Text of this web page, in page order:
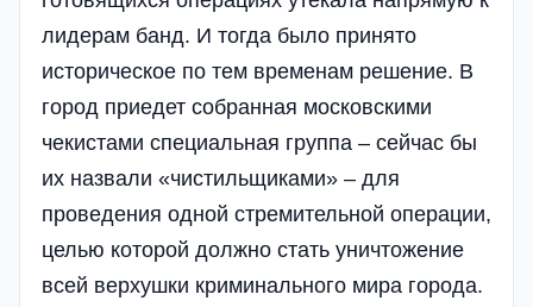
лидерам банд. И тогда было принято
историческое по тем временам решение. В
город приедет собранная московскими
чекистами специальная группа – сейчас бы
их назвали «чистильщиками» – для
проведения одной стремительной операции,
целью которой должно стать уничтожение
всей верхушки криминального мира города.